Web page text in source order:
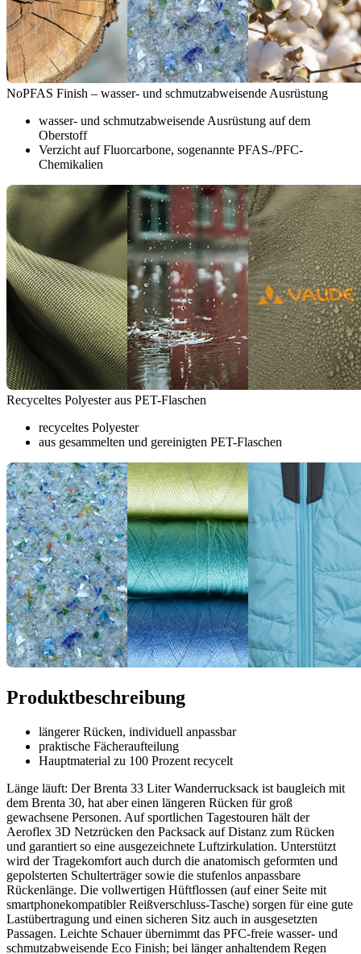
NoPFAS Finish – wasser- und schmutzabweisende Ausrüstung
wasser- und schmutzabweisende Ausrüstung auf dem
Oberstoff
Verzicht auf Fluorcarbone, sogenannte PFAS-/PFC-
Chemikalien
Recyceltes Polyester aus PET-Flaschen
recyceltes Polyester
aus gesammelten und gereinigten PET-Flaschen
Produktbeschreibung
längerer Rücken, individuell anpassbar
praktische Fächeraufteilung
Hauptmaterial zu 100 Prozent recycelt
Länge läuft: Der Brenta 33 Liter Wanderrucksack ist baugleich mit
dem Brenta 30, hat aber einen längeren Rücken für groß
gewachsene Personen. Auf sportlichen Tagestouren hält der
Aeroflex 3D Netzrücken den Packsack auf Distanz zum Rücken
und garantiert so eine ausgezeichnete Luftzirkulation. Unterstützt
wird der Tragekomfort auch durch die anatomisch geformten und
gepolsterten Schulterträger sowie die stufenlos anpassbare
Rückenlänge. Die vollwertigen Hüftflossen (auf einer Seite mit
smartphonekompatibler Reißverschluss-Tasche) sorgen für eine gute
Lastübertragung und einen sicheren Sitz auch in ausgesetzten
Passagen. Leichte Schauer übernimmt das PFC-freie wasser- und
schmutzabweisende Eco Finish; bei länger anhaltendem Regen